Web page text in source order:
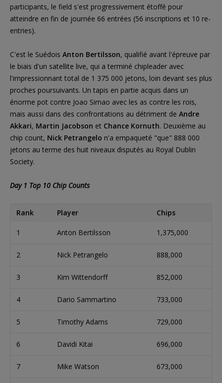
participants, le field s'est progressivement étoffé pour
atteindre en fin de journée 66 entrées (56 inscriptions et 10 re-
entries).
C'est le Suédois Anton Bertilsson, qualifié avant l'épreuve par
le biais d'un satellite live, qui a terminé chipleader avec
l'impressionnant total de 1 375 000 jetons, loin devant ses plus
proches poursuivants. Un tapis en partie acquis dans un
énorme pot contre Joao Simao avec les as contre les rois,
mais aussi dans des confrontations au détriment de Andre
Akkari, Martin Jacobson et Chance Kornuth. Deuxième au
chip count, Nick Petrangelo n'a empaqueté "que" 888 000
jetons au terme des huit niveaux disputés au Royal Dublin
Society.
Day 1 Top 10 Chip Counts
Rank Player Chips
1 Anton Bertilsson 1,375,000
2 Nick Petrangelo 888,000
3 Kim Wittendorff 852,000
4 Dario Sammartino 733,000
5 Timothy Adams 729,000
6 Davidi Kitai 696,000
7 Mike Watson 673,000